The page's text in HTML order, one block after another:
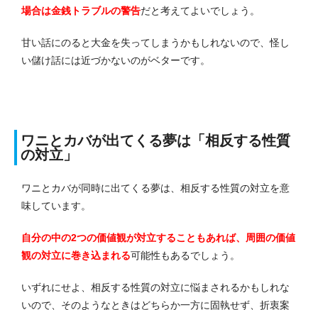
場合は金銭トラブルの警告だと考えてよいでしょう。
甘い話にのると大金を失ってしまうかもしれないので、怪し
い儲け話には近づかないのがベターです。
ワニとカバが出てくる夢は「相反する性質
の対立」
ワニとカバが同時に出てくる夢は、相反する性質の対立を意
味しています。
自分の中の2つの価値観が対立することもあれば、周囲の価値
観の対立に巻き込まれる可能性もあるでしょう。
いずれにせよ、相反する性質の対立に悩まされるかもしれな
いので、そのようなときはどちらか一方に固執せず、折衷案